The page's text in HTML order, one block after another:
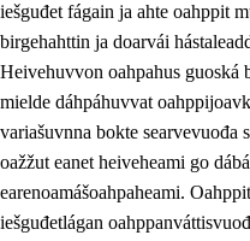
iešguđet fágain ja ahte oahppit
birgehahttin ja doarvái
Heivehuvvon oahpahus guoská
mielde dáhpáhuvvat
variašuvnna bokte searvevuođa
oažžut eanet heiveheami go
earenoamášoahpaheami.
iešguđetlágan